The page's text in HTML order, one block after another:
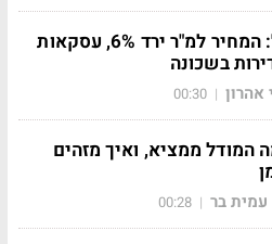
נאות רחל: המחיר למ"ר ירד 6%, עסקאות
בשכונה
אהרון |
00:30
המודל ממציא, ואיך מזהים
עמית בר |
00:28